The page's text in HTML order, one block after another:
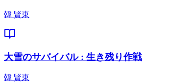
韓 賢東
大雪のサバイバル : 生き残り作戦
韓 賢東